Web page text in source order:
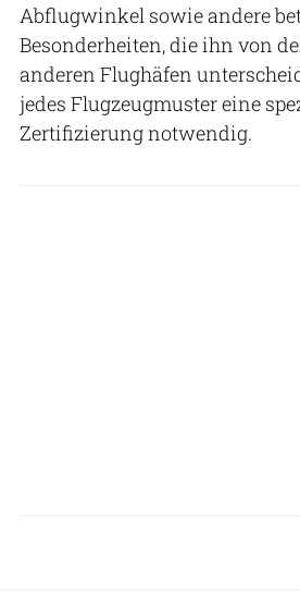
Abflugwinkel sowie andere
Besonderheiten, die ihn von
anderen Flughäfen
jedes Flugzeugmuster eine
Zertifizierung notwendig.